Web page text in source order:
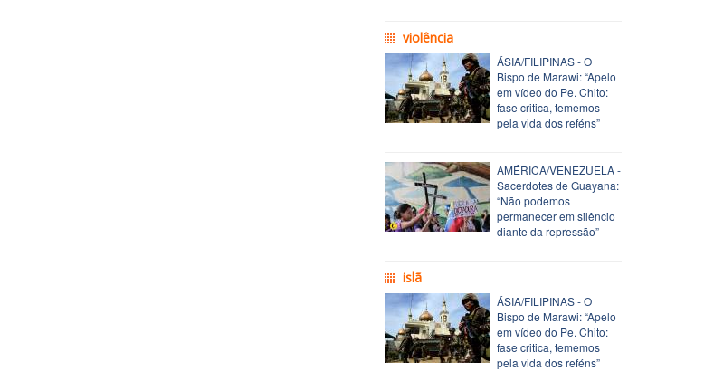
violência
ÁSIA/FILIPINAS - O
Bispo de Marawi: “Apelo
em vídeo do Pe. Chito:
fase critica, tememos
pela vida dos reféns”
AMÉRICA/VENEZUELA -
Sacerdotes de Guayana:
“Não podemos
permanecer em silêncio
diante da repressão”
islã
ÁSIA/FILIPINAS - O
Bispo de Marawi: “Apelo
em vídeo do Pe. Chito:
fase critica, tememos
pela vida dos reféns”